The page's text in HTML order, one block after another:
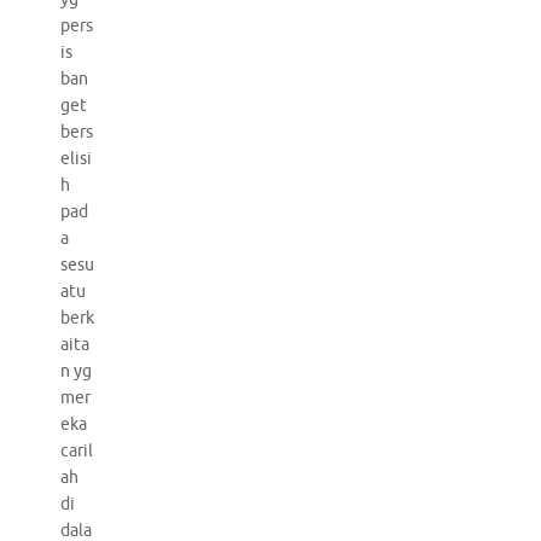
pers
is
ban
get
bers
elisi
h
pad
a
sesu
atu
berk
aita
n yg
mer
eka
caril
ah
di
dala